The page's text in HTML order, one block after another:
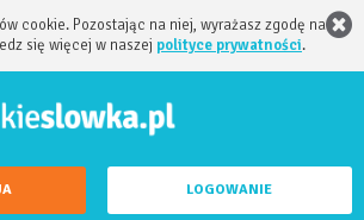
cookie. Pozostając na niej, wyrażasz zgodę na
się więcej w naszej polityce prywatności.
LOGOWANIE